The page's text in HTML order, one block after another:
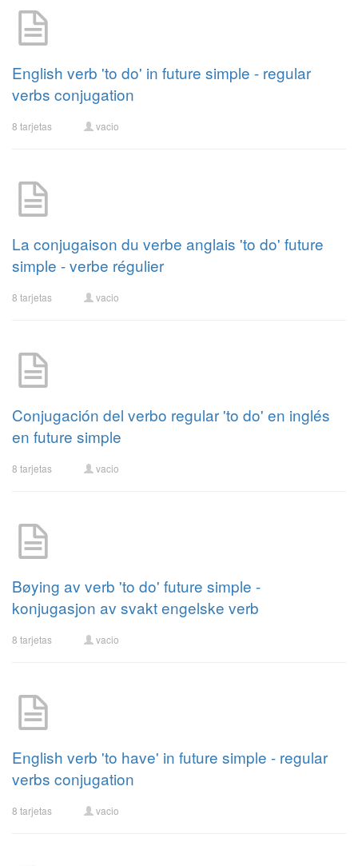
English verb 'to do' in future simple - regular
verbs conjugation
8 tarjetas vacio
La conjugaison du verbe anglais 'to do' future
simple - verbe régulier
8 tarjetas vacio
Conjugación del verbo regular 'to do' en inglés
en future simple
8 tarjetas vacio
Bøying av verb 'to do' future simple -
konjugasjon av svakt engelske verb
8 tarjetas vacio
English verb 'to have' in future simple - regular
verbs conjugation
8 tarjetas vacio